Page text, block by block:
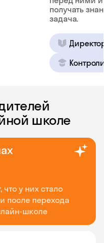
получать
задача.
школе
у них стало
после перехода
школе